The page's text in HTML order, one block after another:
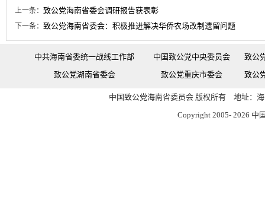
上一条： 致公党海南省委会调研报告获表彰
下一条： 致公党海南省委会：积极推进解决华侨农场改制遗留问题
中共海南省委统一战线工作部 中国致公党中央委员会
致公
致公党湖南省委会
致公党重庆市委会 致公
中国致公党海南省委员会 版权所有 地址：
Copyright 2005- 2026 中